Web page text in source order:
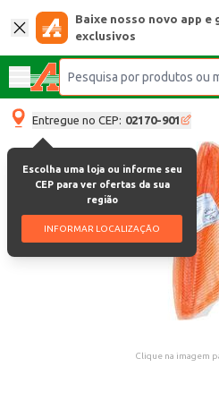
Baixe nosso novo app e
exclusivos
Entregue no CEP: 02170-901
Escolha uma loja ou informe seu
CEP para ver ofertas da sua
região
INFORMAR LOCALIZAÇÃO
Clique na imagem